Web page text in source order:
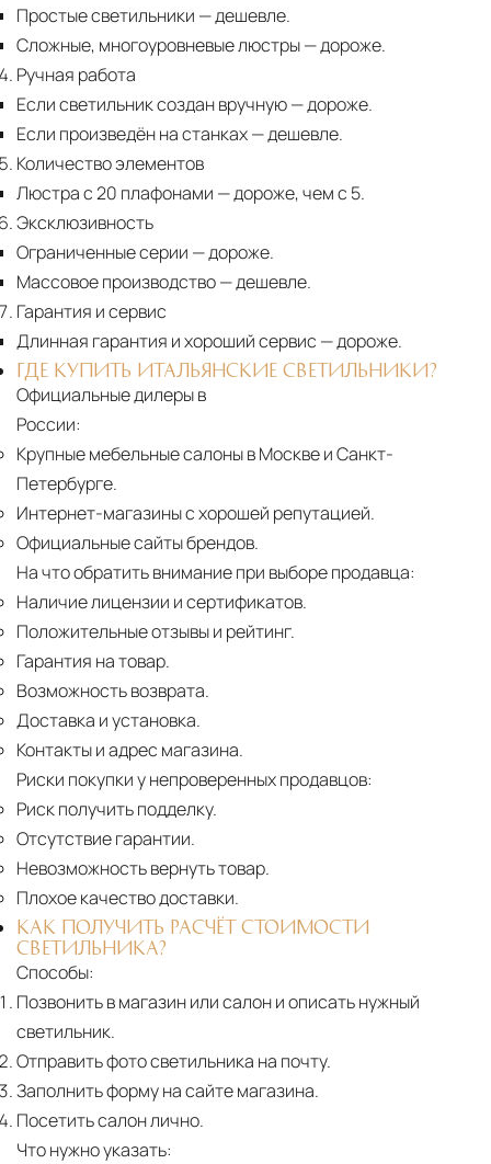
Простые светильники — дешевле.
Сложные, многоуровневые люстры— дороже.
Ручная работа
Если светильник создан вручную— дороже.
Если произведён на станках— дешевле.
Количество элементов
Люстра с 20 плафонами — дороже, чем с 5.
Эксклюзивность
Ограниченные серии — дороже.
Массовое производство— дешевле.
Гарантия и сервис
Длинная гарантия и хороший сервис — дороже.
ГДЕ КУПИТЬ ИТАЛЬЯНСКИЕ СВЕТИЛЬНИКИ?
Официальные дилеры в
России:
Крупные мебельные салоны в Москве и Санкт-
Петербурге.
Интернет-магазины с хорошей репутацией.
Официальные сайты брендов.
На что обратить внимание при выборе продавца:
Наличие лицензии и сертификатов.
Положительные отзывы и рейтинг.
Гарантия на товар.
Возможность возврата.
Доставка и установка.
Контакты и адрес магазина.
Риски покупки у непроверенных продавцов:
Риск получить подделку.
Отсутствие гарантии.
Невозможность вернуть товар.
Плохое качество доставки.
КАК ПОЛУЧИТЬ РАСЧЁТ СТОИМОСТИ
СВЕТИЛЬНИКА?
Способы:
Позвонить в магазин или салон и описать нужный
светильник.
Отправить фото светильника на почту.
Заполнить форму на сайте магазина.
Посетить салон лично.
Что нужно указать: